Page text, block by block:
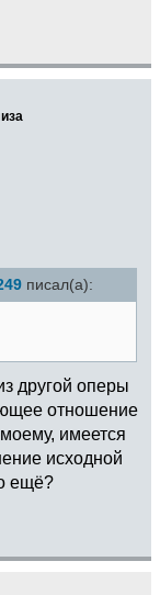
писал(а):
другой оперы
отношение
имеется
исходной
ещё?